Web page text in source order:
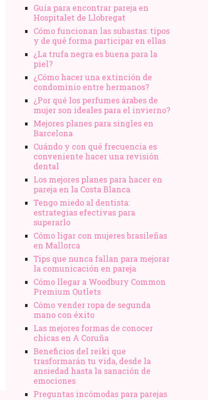
Guía para encontrar pareja en
Hospitalet de Llobregat
Cómo funcionan las subastas: tipos
y de qué forma participar en ellas
¿La trufa negra es buena para la
piel?
¿Cómo hacer una extinción de
condominio entre hermanos?
¿Por qué los perfumes árabes de
mujer son ideales para el invierno?
Mejores planes para singles en
Barcelona
Cuándo y con qué frecuencia es
conveniente hacer una revisión
dental
Los mejores planes para hacer en
pareja en la Costa Blanca
Tengo miedo al dentista:
estrategias efectivas para
superarlo
Cómo ligar con mujeres brasileñas
en Mallorca
Tips que nunca fallan para mejorar
la comunicación en pareja
Cómo llegar a Woodbury Common
Premium Outlets
Cómo vender ropa de segunda
mano​ con éxito
Las mejores formas de conocer
chicas en A Coruña
Beneficios del reiki que
trasformarán tu vida, desde la
ansiedad hasta la sanación de
emociones
Preguntas incómodas para parejas